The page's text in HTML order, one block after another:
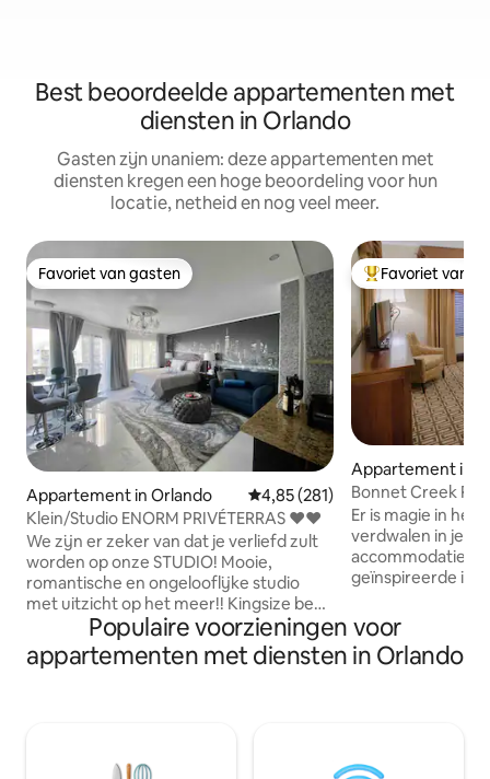
Best beoordeelde appartementen met
diensten in Orlando
Gasten zijn unaniem: deze appartementen met
diensten kregen een hoge beoordeling voor hun
locatie, netheid en nog veel meer.
Favoriet van gasten
Favoriet van gasten
Appartement in Orlando Gemiddelde beoordeling van
4,85 (281)
Klein/Studio ENORM PRIVÉTERRAS ❤️❤️
We zijn er zeker van dat je verliefd zult
worden op onze STUDIO! Mooie,
romantische en ongelooflijke studio
met uitzicht op het meer!! Kingsize bed
en slaapbank. Geniet van een GROOT
PRIVÉTERRAS. Geniet van de jacuzzi.
Onze studio ligt op een steenworp
Epic 8 minutes. Disneypark op 10 tot 15
Topfavoriet van
Favoriet van
Appartement in
Bonnet Creek
slaapkamers in
Er is magie in het
verdwalen in je
accommodatie
geïnspireerde
minder dan
accommodatie is
gemakkelijke
rond in de
Populaire voorzieningen voor
appartementen met diensten in Orlando